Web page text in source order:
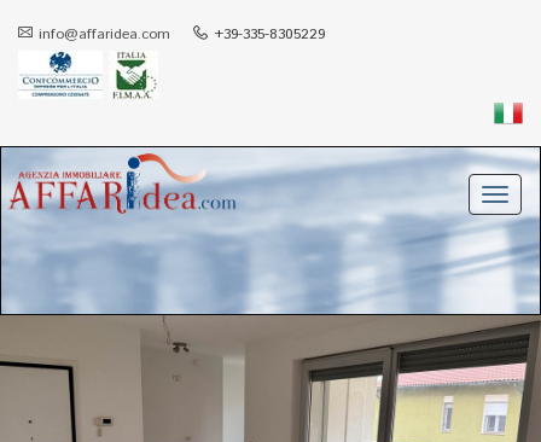
info@affaridea.com +39-335-8305229